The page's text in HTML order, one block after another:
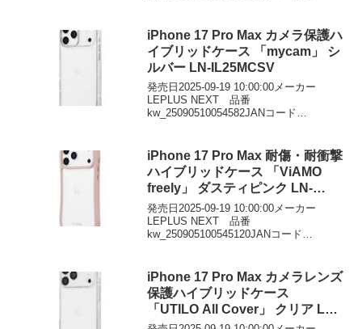
iPhone 17 Pro Max カメラ保護ハ
イブリッドケース 「mycam」 シ
ルバー LN-IL25MCSV
発売日2025-09-19 10:00:00メーカー
LEPLUS NEXT 品番
kw_25090510054582JANコード
iPhone 17 Pro Max 耐傷・耐衝撃
ハイブリッドケース 「ViAMO
freely」 ダスティピンク LN-
IL25VMFPK
発売日2025-09-19 10:00:00メーカー
LEPLUS NEXT 品番
kw_250905100545120JANコード
iPhone 17 Pro Max カメラレンズ
保護ハイブリッドケース
「UTILO All Cover」 クリア LN-
IL25CACCL